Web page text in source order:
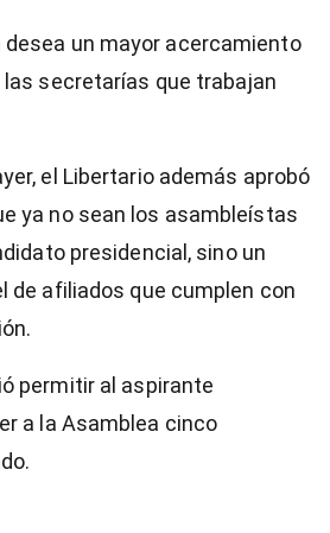
un mayor acercamiento
secretarías que trabajan
el Libertario además aprobó
ya no sean los asambleístas
presidencial, sino un
de afiliados que cumplen con
permitir al aspirante
a la Asamblea cinco